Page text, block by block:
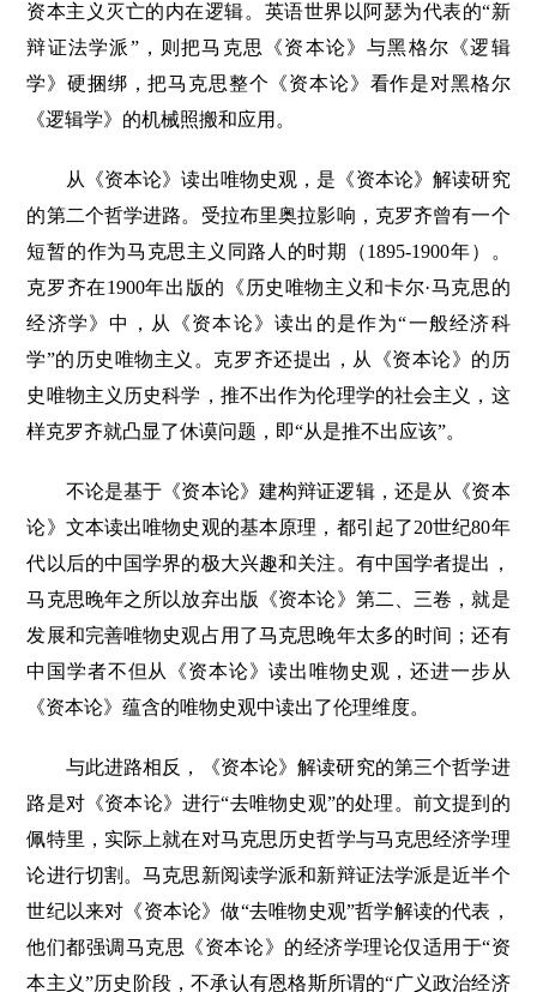
资本主义灭亡的内在逻辑。英语世界以阿瑟为代表的“新
辩证法学派”，则把马克思《资本论》与黑格尔《逻辑
学》硬捆绑，把马克思整个《资本论》看作是对黑格尔
《逻辑学》的机械照搬和应用。
从《资本论》读出唯物史观，是《资本论》解读研究
的第二个哲学进路。受拉布里奥拉影响，克罗齐曾有一个
短暂的作为马克思主义同路人的时期（1895-1900年）。
克罗齐在1900年出版的《历史唯物主义和卡尔·马克思的
经济学》中，从《资本论》读出的是作为“一般经济科
学”的历史唯物主义。克罗齐还提出，从《资本论》的历
史唯物主义历史科学，推不出作为伦理学的社会主义，这
样克罗齐就凸显了休谟问题，即“从是推不出应该”。
不论是基于《资本论》建构辩证逻辑，还是从《资本
论》文本读出唯物史观的基本原理，都引起了20世纪80年
代以后的中国学界的极大兴趣和关注。有中国学者提出，
马克思晚年之所以放弃出版《资本论》第二、三卷，就是
发展和完善唯物史观占用了马克思晚年太多的时间；还有
中国学者不但从《资本论》读出唯物史观，还进一步从
《资本论》蕴含的唯物史观中读出了伦理维度。
与此进路相反，《资本论》解读研究的第三个哲学进
路是对《资本论》进行“去唯物史观”的处理。前文提到的
佩特里，实际上就在对马克思历史哲学与马克思经济学理
论进行切割。马克思新阅读学派和新辩证法学派是近半个
世纪以来对《资本论》做“去唯物史观”哲学解读的代表，
他们都强调马克思《资本论》的经济学理论仅适用于“资
本主义”历史阶段，不承认有恩格斯所谓的“广义政治经济